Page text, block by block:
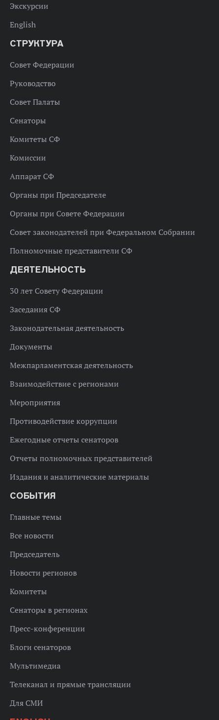
Экскурсии
English
СТРУКТУРА
Совет Федерации
Руководство
Совет Палаты
Сенаторы
Комитеты СФ
Комиссии
Аппарат СФ
Органы при Председателе
Органы при Совете Федерации
Совет законодателей при Федеральном Собрании
Полномочные представители СФ
ДЕЯТЕЛЬНОСТЬ
30 лет Совету Федерации
Заседания СФ
Законодательная деятельность
Документы
Межпарламентская деятельность
Взаимодействие с регионами
Мероприятия
Противодействие коррупции
Ежегодные отчеты сенаторов
Отчеты полномочных представителей
Издания и аналитические материалы
СОБЫТИЯ
Главные темы
Все новости
Председатель
Новости регионов
Комитеты
Сенаторы в регионах
Пресс-конференции
Блоги сенаторов
Мультимедиа
Телеканал и прямые трансляции
Для СМИ